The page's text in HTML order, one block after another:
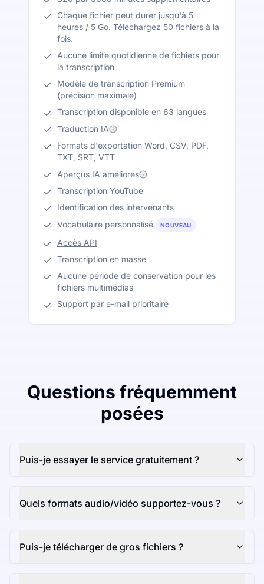
Chaque fichier peut durer jusqu'à 5
heures / 5 Go. Téléchargez 50 fichiers à la
fois.
Aucune limite quotidienne de fichiers pour
la transcription
Modèle de transcription Premium
(précision maximale)
Transcription disponible en 63 langues
Traduction IA
Formats d'exportation Word, CSV, PDF,
TXT, SRT, VTT
Aperçus IA améliorés
Transcription YouTube
Identification des intervenants
Vocabulaire personnalisé
NOUVEAU
Accès API
Transcription en masse
Aucune période de conservation pour les
fichiers multimédias
Support par e-mail prioritaire
Questions fréquemment
posées
Puis-je essayer le service gratuitement ?
Quels formats audio/vidéo supportez-vous ?
Puis-je télécharger de gros fichiers ?